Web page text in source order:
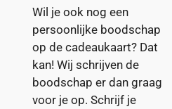
Wil je ook nog een
persoonlijke boodschap
op de cadeaukaart? Dat
kan! Wij schrijven de
boodschap er dan graag
voor je op. Schrijf je